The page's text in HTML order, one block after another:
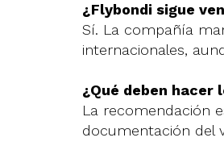
¿Flybondi sigue
Sí. La compañía
internacionales,
¿Qué deben hacer
La recomendación
documentación del